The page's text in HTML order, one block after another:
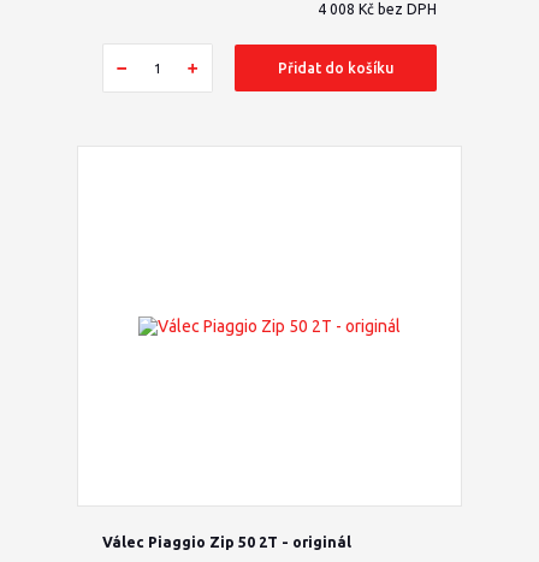
4 008 Kč bez DPH
Přidat do košíku
Válec Piaggio Zip 50 2T - originál